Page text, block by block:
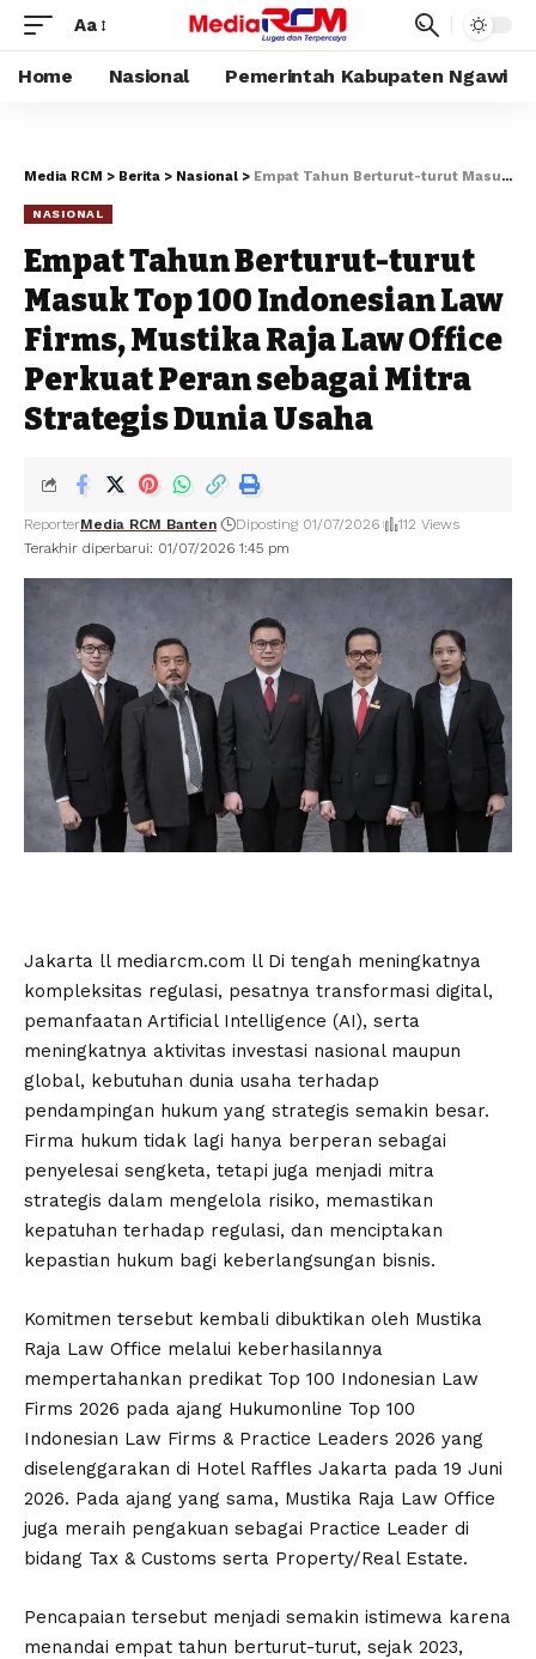
Aa
Home Nasional Pemerintah Kabupaten Ngawi
Media RCM > Berita > Nasional > Empat Tahun Berturut-turut Masuk Top 100 Indonesian Law Firms, Mustika Raja Law Office Perkuat Peran sebagai Mitra Strategis Dunia Usaha
NASIONAL
Empat Tahun Berturut-turut
Masuk Top 100 Indonesian Law
Firms, Mustika Raja Law Office
Perkuat Peran sebagai Mitra
Strategis Dunia Usaha
Terakhir diperbarui: 01/07/2026 1:45 pm
ReporterMedia RCM Banten Diposting 01/07/2026 112 Views
Jakarta ll mediarcm.com ll Di tengah meningkatnya
kompleksitas regulasi, pesatnya transformasi digital,
pemanfaatan Artificial Intelligence (AI), serta
meningkatnya aktivitas investasi nasional maupun
global, kebutuhan dunia usaha terhadap
pendampingan hukum yang strategis semakin besar.
Firma hukum tidak lagi hanya berperan sebagai
penyelesai sengketa, tetapi juga menjadi mitra
strategis dalam mengelola risiko, memastikan
kepatuhan terhadap regulasi, dan menciptakan
kepastian hukum bagi keberlangsungan bisnis.
Komitmen tersebut kembali dibuktikan oleh Mustika
Raja Law Office melalui keberhasilannya
mempertahankan predikat Top 100 Indonesian Law
Firms 2026 pada ajang Hukumonline Top 100
Indonesian Law Firms & Practice Leaders 2026 yang
diselenggarakan di Hotel Raffles Jakarta pada 19 Juni
2026. Pada ajang yang sama, Mustika Raja Law Office
juga meraih pengakuan sebagai Practice Leader di
bidang Tax & Customs serta Property/Real Estate.
Pencapaian tersebut menjadi semakin istimewa karena
menandai empat tahun berturut-turut, sejak 2023,